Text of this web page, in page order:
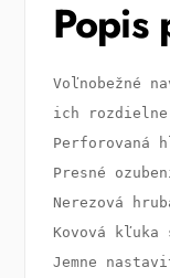
Popis
Voľnobežné
Perforovaná
Presné
Nerezová
Kovová kľuka
Jemne